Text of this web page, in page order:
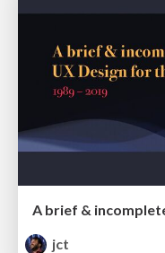
jct